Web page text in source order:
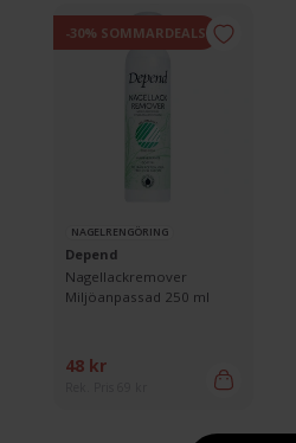
-30% SOMMARDEALS
NAGELRENGÖRING
Depend
Nagellackremover
Miljöanpassad 250 ml
48 kr